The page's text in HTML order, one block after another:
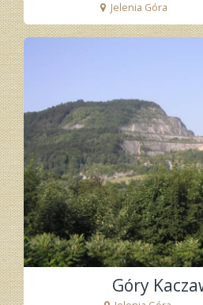
Jelenia Góra
Góry